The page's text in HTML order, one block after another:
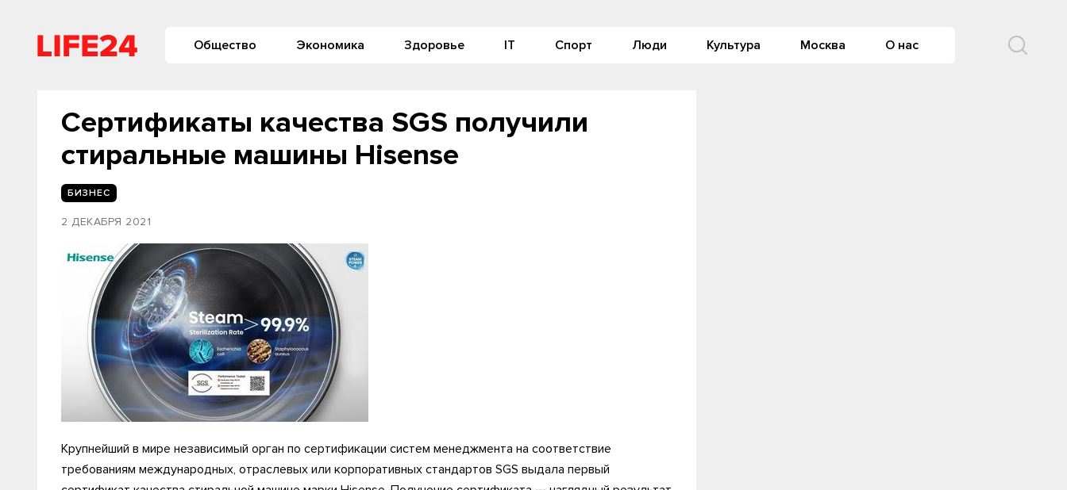
Общество Экономика Здоровье IT Спорт Люди Культура Москва О нас
Сертификаты качества SGS получили
стиральные машины Hisense
БИЗНЕС
2 ДЕКАБРЯ 2021
Крупнейший в мире независимый орган по сертификации систем менеджмента на соответствие
требованиям международных, отраслевых или корпоративных стандартов SGS выдала первый